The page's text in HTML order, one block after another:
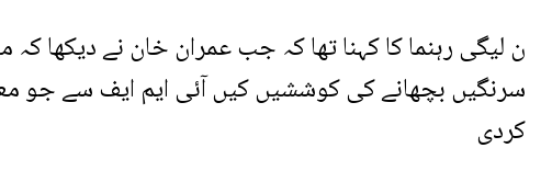
ن لیگی رہنما کا کہنا تھا کہ جب عمران خان نے دیکھا
سرنگیں بچھانے کی کوششیں کیں آئی ایم ایف سے جو
کردی